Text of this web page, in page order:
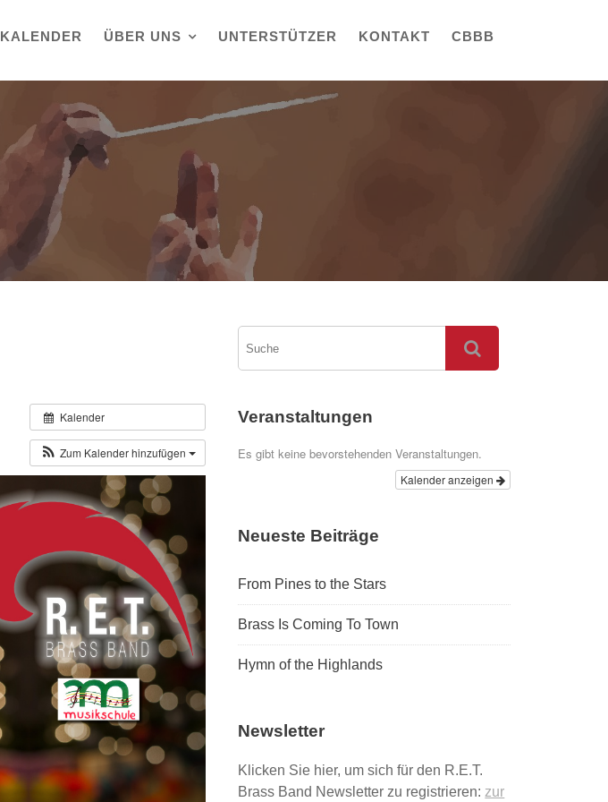
KALENDER ÜBER UNS UNTERSTÜTZER KONTAKT CBBB
Kalender
Zum Kalender hinzufügen
Veranstaltungen
Es gibt keine bevorstehenden Veranstaltungen.
Kalender anzeigen
Neueste Beiträge
From Pines to the Stars
Brass Is Coming To Town
Hymn of the Highlands
Newsletter
Klicken Sie hier, um sich für den R.E.T.
Brass Band Newsletter zu registrieren: zur